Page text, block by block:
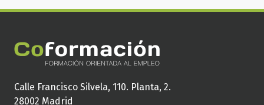
Calle Francisco Silvela, 110. Planta, 2.
28002 Madrid